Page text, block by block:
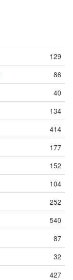
129
86
40
134
414
177
152
104
252
540
87
32
427